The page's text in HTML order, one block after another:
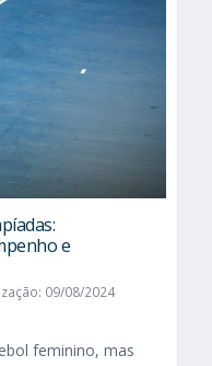
e
09/08/2024
feminino, mas